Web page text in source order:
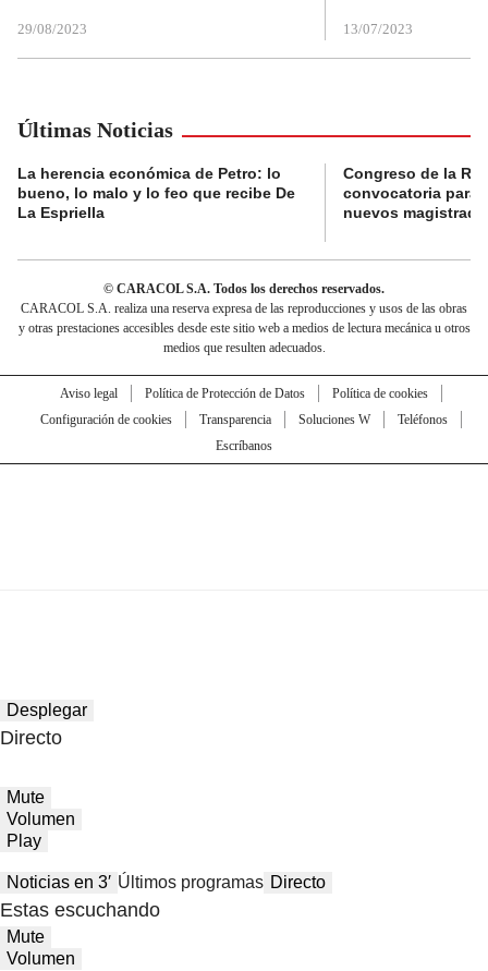
29/08/2023 13/07/2023
Últimas Noticias
La herencia económica de Petro: lo
bueno, lo malo y lo feo que recibe De
La Espriella
Congreso de la
convocatoria para
nuevos
© CARACOL S.A. Todos los derechos reservados.
CARACOL S.A. realiza una reserva expresa de las reproducciones y usos de las obras
y otras prestaciones accesibles desde este sitio web a medios de lectura mecánica u otros
medios que resulten adecuados.
Aviso legal Política de Protección de Datos
Política de cookies
Configuración de cookies
Transparencia Soluciones W
Teléfonos
Escríbanos
Desplegar
Directo
Mute
Volumen
Play
Noticias en 3′ Últimos programas Directo
Estas escuchando
Mute
Volumen